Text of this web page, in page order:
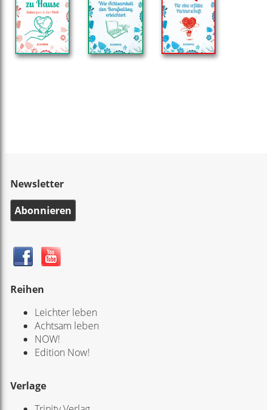
Newsletter
Abonnieren
Reihen
Leichter leben
Achtsam leben
NOW!
Edition Now!
Verlage